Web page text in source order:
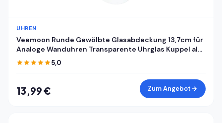
UHREN
Veemoon Runde Gewölbte Glasabdeckung 13,7cm für
Analoge Wanduhren Transparente Uhrglas Kuppel als
Ersatz Staubdichte Klare Uhrenglasabdeckung für
Selbstgemacht Uhrreparatur
5,0
13,99 € Zum Angebot